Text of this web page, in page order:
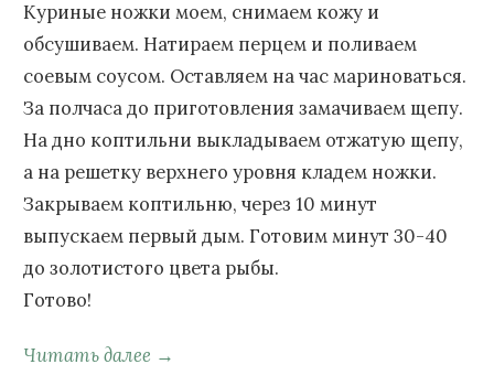
Куриные ножки моем, снимаем кожу и
обсушиваем. Натираем перцем и поливаем
соевым соусом. Оставляем на час мариноваться.
За полчаса до приготовления замачиваем щепу.
На дно коптильни выкладываем отжатую щепу,
а на решетку верхнего уровня кладем ножки.
Закрываем коптильню, через 10 минут
выпускаем первый дым. Готовим минут 30-40
до золотистого цвета рыбы.
Готово!
Читать далее →